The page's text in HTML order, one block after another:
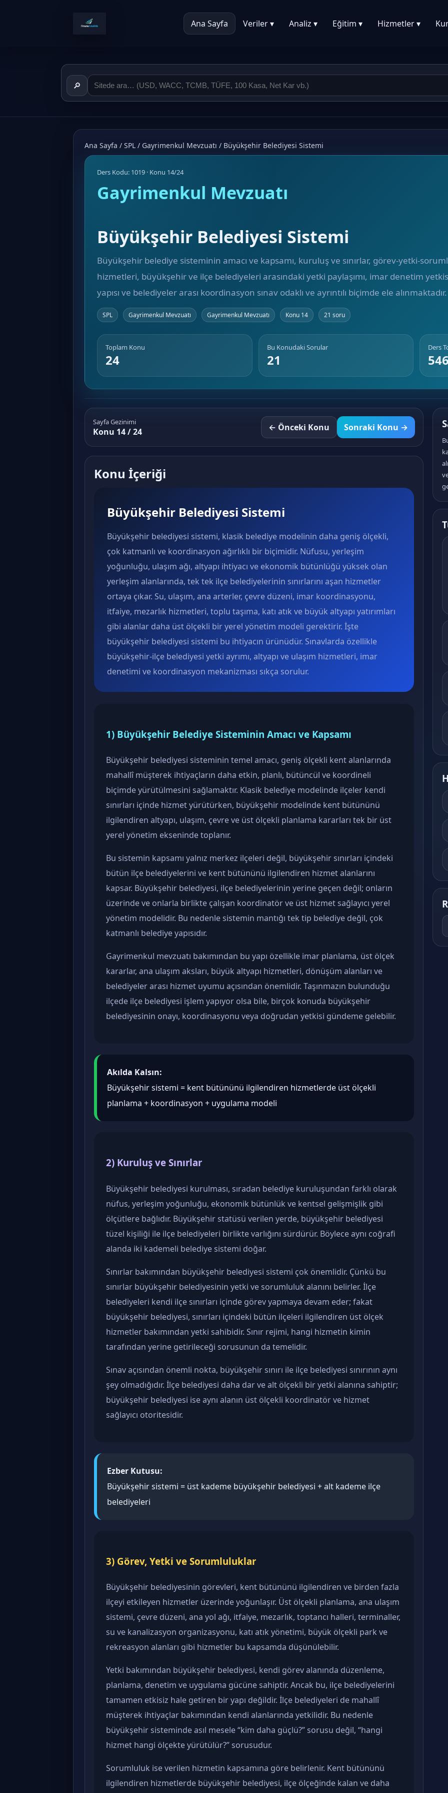
Ana Sayfa Veriler ▾ Analiz ▾ Eğitim ▾ Hizmetler ▾
🔎
Ana Sayfa / SPL / Gayrimenkul Mevzuatı / Büyükşehir Belediyesi Sistemi
Ders Kodu: 1019 · Konu 14/24
Gayrimenkul Mevzuatı
Büyükşehir Belediyesi Sistemi
Büyükşehir belediye sisteminin amacı ve kapsamı, kuruluş ve sınırlar, görev-yetki-
hizmetleri, büyükşehir ve ilçe belediyeleri arasındaki yetki paylaşımı, imar denetim
yapısı ve belediyeler arası koordinasyon sınav odaklı ve ayrıntılı biçimde ele alınmaktadır.
SPL Gayrimenkul Mevzuatı Gayrimenkul Mevzuatı Konu 14 21 soru
Toplam Konu
24
Bu Konudaki Sorular
21
Ders
546
Sayfa Gezinimi
Konu 14 / 24 ← Önceki Konu Sonraki Konu →
Konu İçeriği
Büyükşehir Belediyesi Sistemi
Büyükşehir belediyesi sistemi, klasik belediye modelinin daha geniş ölçekli,
çok katmanlı ve koordinasyon ağırlıklı bir biçimidir. Nüfusu, yerleşim
yoğunluğu, ulaşım ağı, altyapı ihtiyacı ve ekonomik bütünlüğü yüksek olan
yerleşim alanlarında, tek tek ilçe belediyelerinin sınırlarını aşan hizmetler
ortaya çıkar. Su, ulaşım, ana arterler, çevre düzeni, imar koordinasyonu,
itfaiye, mezarlık hizmetleri, toplu taşıma, katı atık ve büyük altyapı yatırımları
gibi alanlar daha üst ölçekli bir yerel yönetim modeli gerektirir. İşte
büyükşehir belediyesi sistemi bu ihtiyacın ürünüdür. Sınavlarda özellikle
büyükşehir-ilçe belediyesi yetki ayrımı, altyapı ve ulaşım hizmetleri, imar
denetimi ve koordinasyon mekanizması sıkça sorulur.
1) Büyükşehir Belediye Sisteminin Amacı ve Kapsamı
Büyükşehir belediyesi sisteminin temel amacı, geniş ölçekli kent alanlarında
mahallî müşterek ihtiyaçların daha etkin, planlı, bütüncül ve koordineli
biçimde yürütülmesini sağlamaktır. Klasik belediye modelinde ilçeler kendi
sınırları içinde hizmet yürütürken, büyükşehir modelinde kent bütününü
ilgilendiren altyapı, ulaşım, çevre ve üst ölçekli planlama kararları tek bir üst
yerel yönetim ekseninde toplanır.
Bu sistemin kapsamı yalnız merkez ilçeleri değil, büyükşehir sınırları içindeki
bütün ilçe belediyelerini ve kent bütününü ilgilendiren hizmet alanlarını
kapsar. Büyükşehir belediyesi, ilçe belediyelerinin yerine geçen değil; onların
üzerinde ve onlarla birlikte çalışan koordinatör ve üst hizmet sağlayıcı yerel
yönetim modelidir. Bu nedenle sistemin mantığı tek tip belediye değil, çok
katmanlı belediye yapısıdır.
Gayrimenkul mevzuatı bakımından bu yapı özellikle imar planlama, üst ölçek
kararlar, ana ulaşım aksları, büyük altyapı hizmetleri, dönüşüm alanları ve
belediyeler arası hizmet uyumu açısından önemlidir. Taşınmazın bulunduğu
ilçede ilçe belediyesi işlem yapıyor olsa bile, birçok konuda büyükşehir
belediyesinin onayı, koordinasyonu veya doğrudan yetkisi gündeme gelebilir.
Akılda Kalsın:
Büyükşehir sistemi = kent bütününü ilgilendiren hizmetlerde üst ölçekli
planlama + koordinasyon + uygulama modeli
2) Kuruluş ve Sınırlar
Büyükşehir belediyesi kurulması, sıradan belediye kuruluşundan farklı olarak
nüfus, yerleşim yoğunluğu, ekonomik bütünlük ve kentsel gelişmişlik gibi
ölçütlere bağlıdır. Büyükşehir statüsü verilen yerde, büyükşehir belediyesi
tüzel kişiliği ile ilçe belediyeleri birlikte varlığını sürdürür. Böylece aynı coğrafi
alanda iki kademeli belediye sistemi doğar.
Sınırlar bakımından büyükşehir belediyesi sistemi çok önemlidir. Çünkü bu
sınırlar büyükşehir belediyesinin yetki ve sorumluluk alanını belirler. İlçe
belediyeleri kendi ilçe sınırları içinde görev yapmaya devam eder; fakat
büyükşehir belediyesi, sınırları içindeki bütün ilçeleri ilgilendiren üst ölçek
hizmetler bakımından yetki sahibidir. Sınır rejimi, hangi hizmetin kimin
tarafından yerine getirileceği sorusunun da temelidir.
Sınav açısından önemli nokta, büyükşehir sınırı ile ilçe belediyesi sınırının aynı
şey olmadığıdır. İlçe belediyesi daha dar ve alt ölçekli bir yetki alanına sahiptir;
büyükşehir belediyesi ise aynı alanın üst ölçekli koordinatör ve hizmet
sağlayıcı otoritesidir.
Ezber Kutusu:
Büyükşehir sistemi = üst kademe büyükşehir belediyesi + alt kademe ilçe
belediyeleri
3) Görev, Yetki ve Sorumluluklar
Büyükşehir belediyesinin görevleri, kent bütününü ilgilendiren ve birden fazla
ilçeyi etkileyen hizmetler üzerinde yoğunlaşır. Üst ölçekli planlama, ana ulaşım
sistemi, çevre düzeni, ana yol ağı, itfaiye, mezarlık, toptancı halleri, terminaller,
su ve kanalizasyon organizasyonu, katı atık yönetimi, büyük ölçekli park ve
rekreasyon alanları gibi hizmetler bu kapsamda düşünülebilir.
Yetki bakımından büyükşehir belediyesi, kendi görev alanında düzenleme,
planlama, denetim ve uygulama gücüne sahiptir. Ancak bu, ilçe belediyelerini
tamamen etkisiz hale getiren bir yapı değildir. İlçe belediyeleri de mahallî
müşterek ihtiyaçlar bakımından kendi alanlarında yetkilidir. Bu nedenle
büyükşehir sisteminde asıl mesele “kim daha güçlü?” sorusu değil, “hangi
hizmet hangi ölçekte yürütülür?” sorusudur.
Sorumluluk ise verilen hizmetin kapsamına göre belirlenir. Kent bütününü
ilgilendiren hizmetlerde büyükşehir belediyesi, ilçe ölçeğinde kalan ve daha